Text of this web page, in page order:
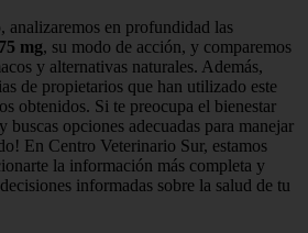
analizaremos en profundidad las
mg, su modo de acción, y comparemos
y alternativas naturales. Además,
de propietarios que han utilizado este
obtenidos. Si te preocupa el bienestar
buscas opciones adecuadas para manejar
En Centro Veterinario Sur, estamos
la información más completa y
informadas sobre la salud de tu